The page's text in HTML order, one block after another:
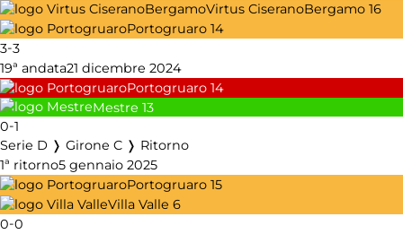
Virtus CiseranoBergamo 16
Portogruaro 14
3-3
19ª andata21 dicembre 2024
Portogruaro 14
Mestre 13
0-1
Serie D ❭ Girone C ❭ Ritorno
1ª ritorno5 gennaio 2025
Portogruaro 15
Villa Valle 6
0-0